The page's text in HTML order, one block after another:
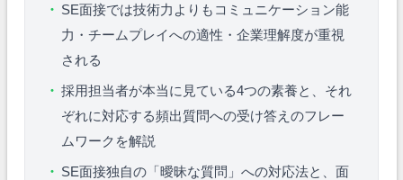
SE面接では技術力よりもコミュニケーション能
力・チームプレイへの適性・企業理解度が重視
される
採用担当者が本当に見ている4つの素養と、それ
ぞれに対応する頻出質問への受け答えのフレー
ムワークを解説
SE面接独自の「曖昧な質問」への対応法と、面